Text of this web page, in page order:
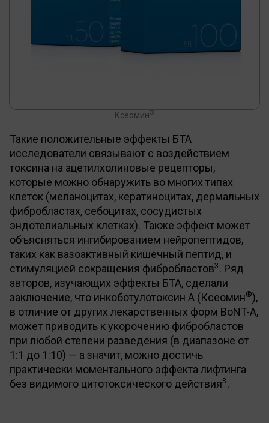
Ксеомин®
Такие положительные эффекты БТА
исследователи связывают с воздействием
токсина на ацетилхолиновые рецепторы,
которые можно обнаружить во многих типах
клеток (меланоцитах, кератиноцитах, дермальных
фибробластах, себоцитах, сосудистых
эндотелиальных клетках). Также эффект может
объясняться ингибированием нейропептидов,
таких как вазоактивный кишечный пептид, и
стимуляцией сокращения фибробластов3. Ряд
авторов, изучающих эффекты БТА, сделали
заключение, что инкоботулотоксин А (Ксеомин®),
в отличие от других лекарственных форм BoNT-A,
может приводить к укорочению фибробластов
при любой степени разведения (в диапазоне от
1:1 до 1:10) — а значит, можно достичь
практически моментального эффекта лифтинга
без видимого цитотоксического действия3.